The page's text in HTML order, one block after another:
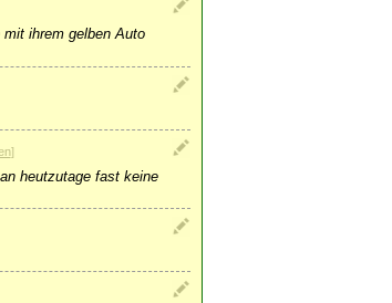
mit ihrem gelben Auto
]
heutzutage fast keine